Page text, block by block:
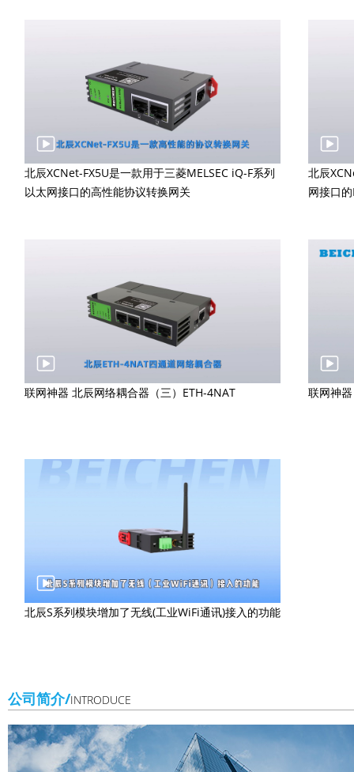
北辰XCNet-FX5U是一款用于三菱MELSEC iQ-F系列
以太网接口的高性能协议转换网关
北辰
网接口
联网神器 北辰网络耦合器（三）ETH-4NAT 联网神
北辰S系列模块增加了无线(工业WiFi通讯)接入的功能
公司简介/INTRODUCE